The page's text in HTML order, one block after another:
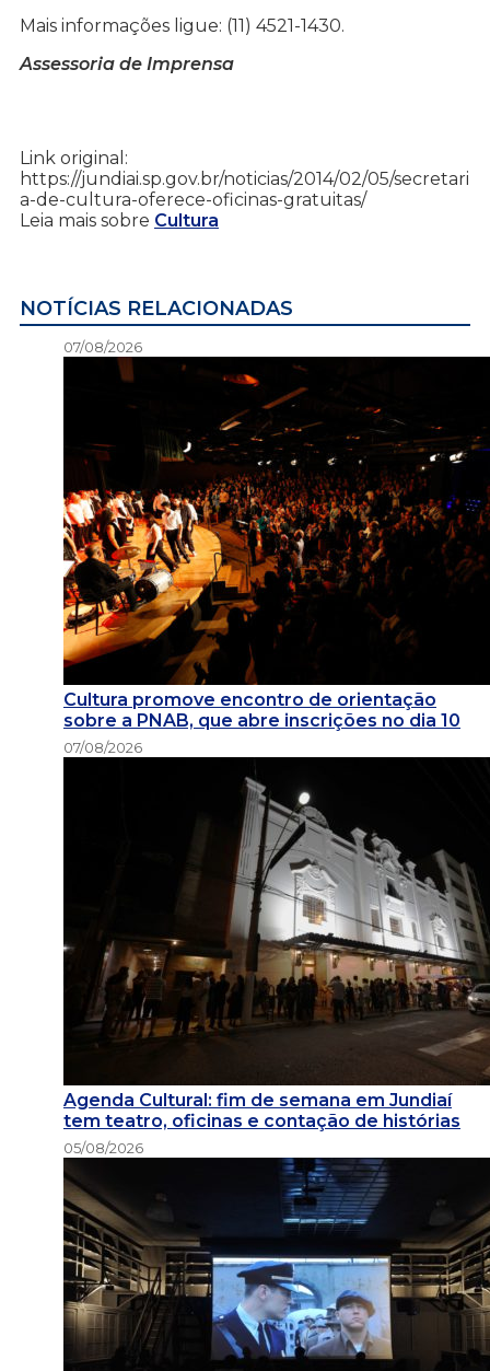
Mais informações ligue: (11) 4521-1430.
Assessoria de Imprensa
Link original:
https://jundiai.sp.gov.br/noticias/2014/02/05/secretari
a-de-cultura-oferece-oficinas-gratuitas/
Leia mais sobre Cultura
NOTÍCIAS RELACIONADAS
07/08/2026
Cultura promove encontro de orientação
sobre a PNAB, que abre inscrições no dia 10
07/08/2026
Agenda Cultural: fim de semana em Jundiaí
tem teatro, oficinas e contação de histórias
05/08/2026